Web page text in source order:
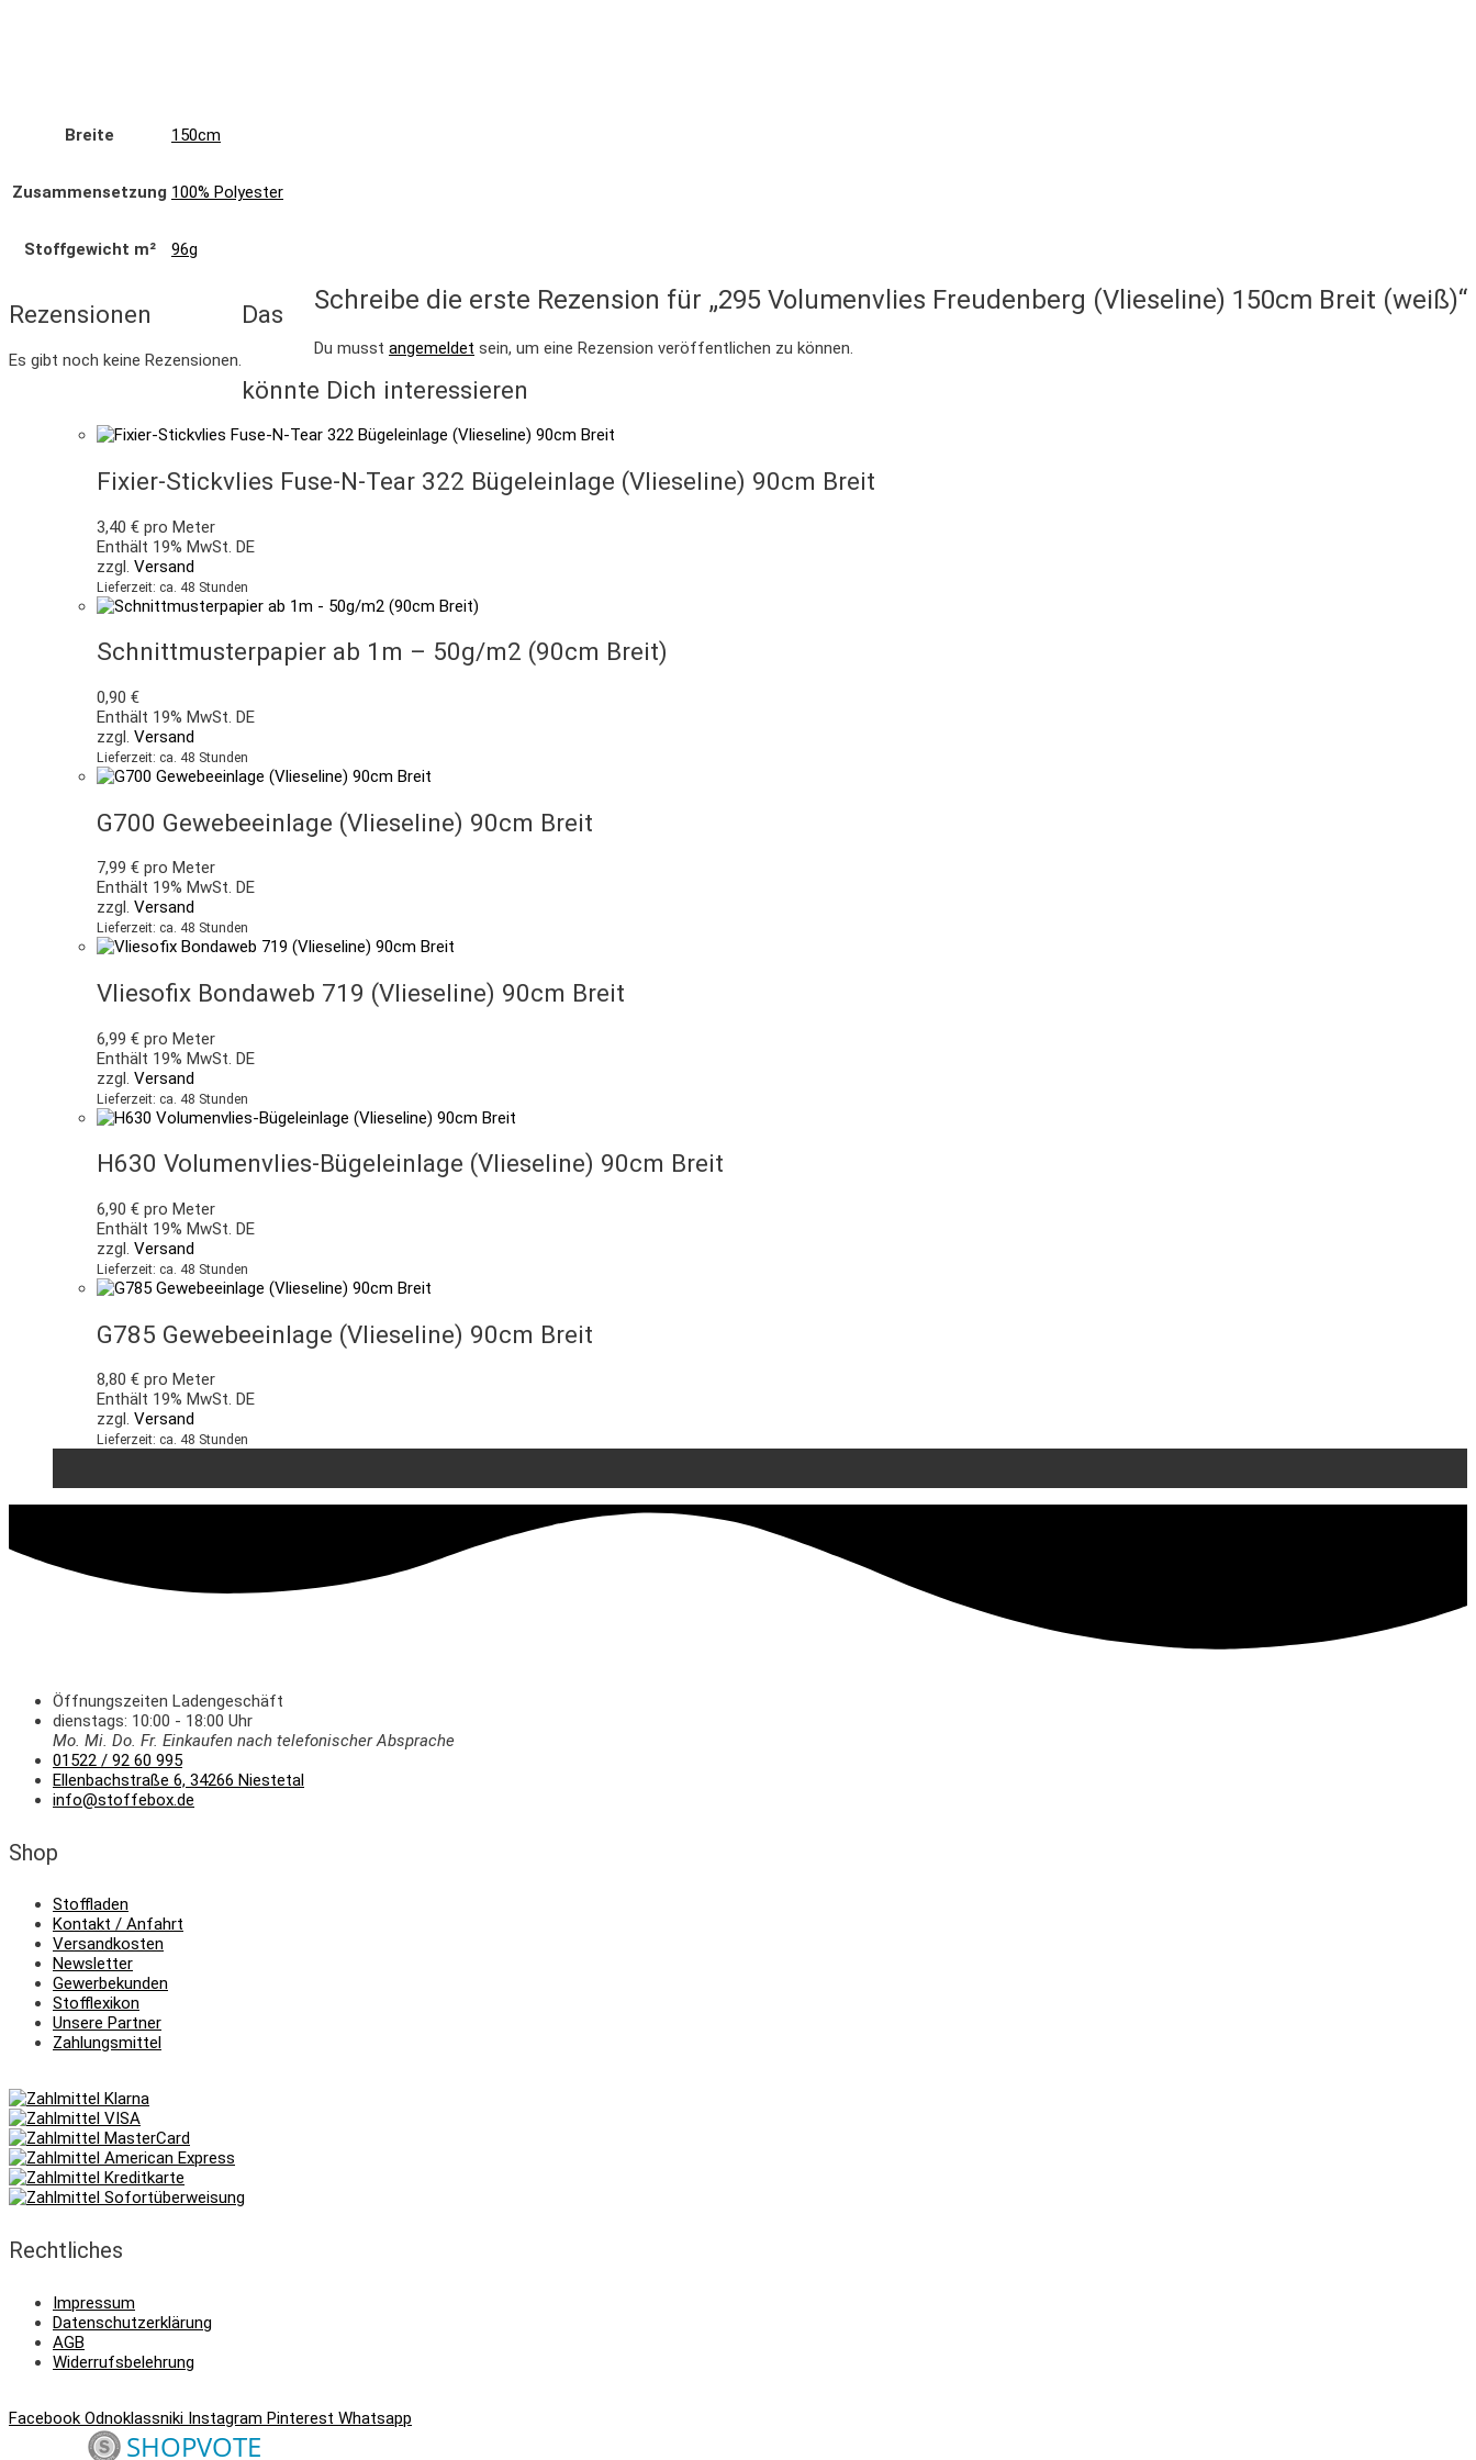
Breite 150cm
Zusammensetzung 100% Polyester
Stoffgewicht m² 96g
Rezensionen
Es gibt noch keine Rezensionen.
Schreibe die erste Rezension für „295 Volumenvlies Freudenberg (Vlieseline) 150cm Breit (weiß)“
Du musst angemeldet sein, um eine Rezension veröffentlichen zu können.
Das
könnte Dich interessieren
Fixier-Stickvlies Fuse-N-Tear 322 Bügeleinlage (Vlieseline) 90cm Breit
3,40 € pro Meter
Enthält 19% MwSt. DE
zzgl. Versand
Lieferzeit: ca. 48 Stunden
Schnittmusterpapier ab 1m – 50g/m2 (90cm Breit)
0,90 €
Enthält 19% MwSt. DE
zzgl. Versand
Lieferzeit: ca. 48 Stunden
G700 Gewebeeinlage (Vlieseline) 90cm Breit
7,99 € pro Meter
Enthält 19% MwSt. DE
zzgl. Versand
Lieferzeit: ca. 48 Stunden
Vliesofix Bondaweb 719 (Vlieseline) 90cm Breit
6,99 € pro Meter
Enthält 19% MwSt. DE
zzgl. Versand
Lieferzeit: ca. 48 Stunden
H630 Volumenvlies-Bügeleinlage (Vlieseline) 90cm Breit
6,90 € pro Meter
Enthält 19% MwSt. DE
zzgl. Versand
Lieferzeit: ca. 48 Stunden
G785 Gewebeeinlage (Vlieseline) 90cm Breit
8,80 € pro Meter
Enthält 19% MwSt. DE
zzgl. Versand
Lieferzeit: ca. 48 Stunden
Öffnungszeiten Ladengeschäft
dienstags: 10:00 - 18:00 Uhr
Mo. Mi. Do. Fr. Einkaufen nach telefonischer Absprache
01522 / 92 60 995
Ellenbachstraße 6, 34266 Niestetal
info@stoffebox.de
Shop
Stoffladen
Kontakt / Anfahrt
Versandkosten
Newsletter
Gewerbekunden
Stofflexikon
Unsere Partner
Zahlungsmittel
Rechtliches
Impressum
Datenschutzerklärung
AGB
Widerrufsbelehrung
Facebook Odnoklassniki Instagram Pinterest Whatsapp